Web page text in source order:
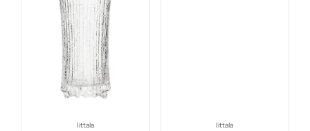
Iittala Iittala